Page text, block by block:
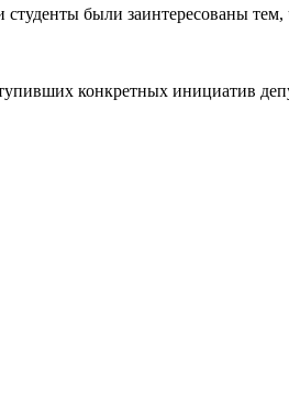
были заинтересованы
конкретных инициатив